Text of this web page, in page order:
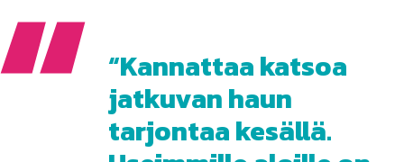
Kannattaa katsoa
jatkuvan haun
tarjontaa kesällä.